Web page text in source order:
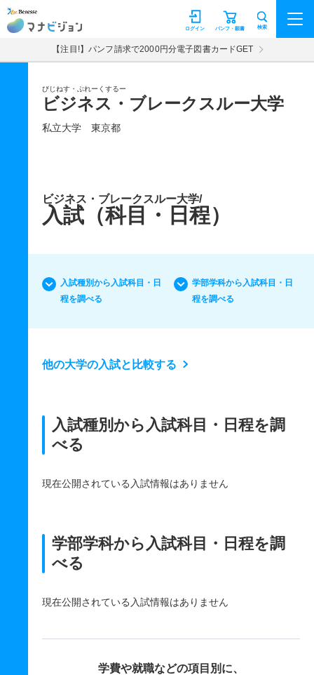
マナビジョン パンフ・願書
ログイン 検索
【注目!】パンフ請求で2000円分電子図書カードGET
びじねす・ぶれーくするー
ビジネス・ブレークスルー大学
私立大学 東京都
ビジネス・ブレークスルー大学/
入試（科目・日程）
入試種別から入試科目・日
程を調べる
学部学科から入試科目・日
程を調べる
他の大学の入試と比較する
入試種別から入試科目・日程を調
べる
現在公開されている入試情報はありません
学部学科から入試科目・日程を調
べる
現在公開されている入試情報はありません
学費や就職などの項目別に、